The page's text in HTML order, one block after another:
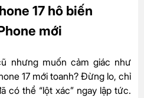
17 hô biến
mới
nhưng muốn cảm giác như
17 mới toanh? Đừng lo, chỉ
có thể “lột xác” ngay lập tức.